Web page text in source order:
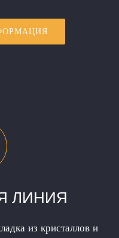
ЛИНИЯ
из кристаллов и